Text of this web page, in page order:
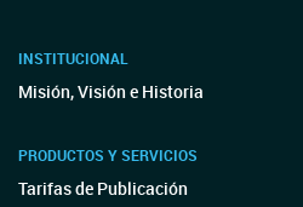
INSTITUCIONAL
Misión, Visión e Historia
PRODUCTOS Y SERVICIOS
Tarifas de Publicación